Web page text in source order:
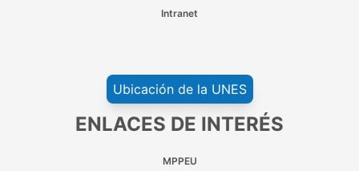
Intranet
Ubicación de la UNES
ENLACES DE INTERÉS
MPPEU